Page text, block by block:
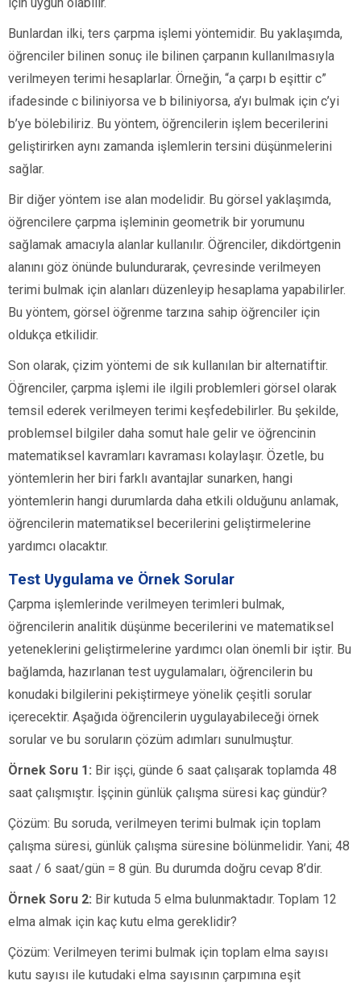
için uygun olabilir.
Bunlardan ilki, ters çarpma işlemi yöntemidir. Bu yaklaşımda,
öğrenciler bilinen sonuç ile bilinen çarpanın kullanılmasıyla
verilmeyen terimi hesaplarlar. Örneğin, “a çarpı b eşittir c”
ifadesinde c biliniyorsa ve b biliniyorsa, a’yı bulmak için c’yi
b’ye bölebiliriz. Bu yöntem, öğrencilerin işlem becerilerini
geliştirirken aynı zamanda işlemlerin tersini düşünmelerini
sağlar.
Bir diğer yöntem ise alan modelidir. Bu görsel yaklaşımda,
öğrencilere çarpma işleminin geometrik bir yorumunu
sağlamak amacıyla alanlar kullanılır. Öğrenciler, dikdörtgenin
alanını göz önünde bulundurarak, çevresinde verilmeyen
terimi bulmak için alanları düzenleyip hesaplama yapabilirler.
Bu yöntem, görsel öğrenme tarzına sahip öğrenciler için
oldukça etkilidir.
Son olarak, çizim yöntemi de sık kullanılan bir alternatiftir.
Öğrenciler, çarpma işlemi ile ilgili problemleri görsel olarak
temsil ederek verilmeyen terimi keşfedebilirler. Bu şekilde,
problemsel bilgiler daha somut hale gelir ve öğrencinin
matematiksel kavramları kavraması kolaylaşır. Özetle, bu
yöntemlerin her biri farklı avantajlar sunarken, hangi
yöntemlerin hangi durumlarda daha etkili olduğunu anlamak,
öğrencilerin matematiksel becerilerini geliştirmelerine
yardımcı olacaktır.
Test Uygulama ve Örnek Sorular
Çarpma işlemlerinde verilmeyen terimleri bulmak,
öğrencilerin analitik düşünme becerilerini ve matematiksel
yeteneklerini geliştirmelerine yardımcı olan önemli bir iştir. Bu
bağlamda, hazırlanan test uygulamaları, öğrencilerin bu
konudaki bilgilerini pekiştirmeye yönelik çeşitli sorular
içerecektir. Aşağıda öğrencilerin uygulayabileceği örnek
sorular ve bu soruların çözüm adımları sunulmuştur.
Örnek Soru 1: Bir işçi, günde 6 saat çalışarak toplamda 48
saat çalışmıştır. İşçinin günlük çalışma süresi kaç gündür?
Çözüm: Bu soruda, verilmeyen terimi bulmak için toplam
çalışma süresi, günlük çalışma süresine bölünmelidir. Yani; 48
saat / 6 saat/gün = 8 gün. Bu durumda doğru cevap 8’dir.
Örnek Soru 2: Bir kutuda 5 elma bulunmaktadır. Toplam 12
elma almak için kaç kutu elma gereklidir?
Çözüm: Verilmeyen terimi bulmak için toplam elma sayısı
kutu sayısı ile kutudaki elma sayısının çarpımına eşit